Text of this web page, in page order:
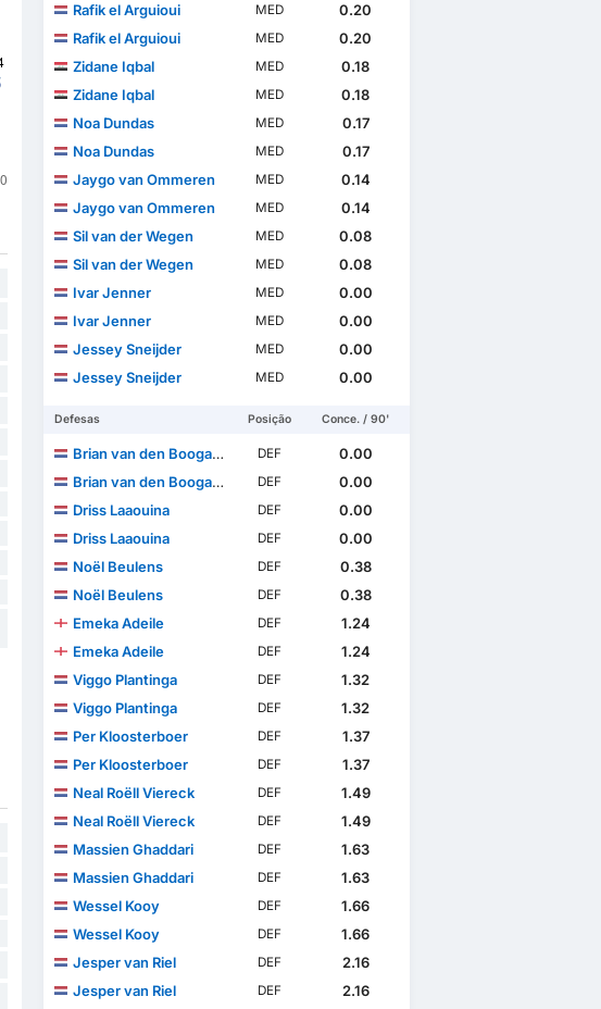
Rafik el Arguioui
MED
0.20
Rafik el Arguioui
MED
0.20
Zidane Iqbal
MED
0.18
Zidane Iqbal
MED
0.18
Noa Dundas
MED
0.17
Noa Dundas
MED
0.17
Jaygo van Ommeren
MED
0.14
Jaygo van Ommeren
MED
0.14
Sil van der Wegen
MED
0.08
Sil van der Wegen
MED
0.08
Ivar Jenner
MED
0.00
Ivar Jenner
MED
0.00
Jessey Sneijder
MED
0.00
Jessey Sneijder
MED 0.00
Defesas Posição Conce. / 90'
Brian van den Boogaard DEF
0.00
Brian van den Boogaard
DEF
0.00
Driss Laaouina
DEF
0.00
Driss Laaouina
DEF
0.00
Noël Beulens
DEF
0.38
Noël Beulens
DEF
0.38
Emeka Adeile
DEF
1.24
Emeka Adeile
DEF
1.24
Viggo Plantinga
DEF
1.32
Viggo Plantinga
DEF
1.32
Per Kloosterboer
DEF
1.37
Per Kloosterboer
DEF
1.37
Neal Roëll Viereck
DEF
1.49
Neal Roëll Viereck
DEF
1.49
Massien Ghaddari
DEF
1.63
Massien Ghaddari
DEF
1.63
Wessel Kooy
DEF
1.66
Wessel Kooy
DEF
1.66
Jesper van Riel
DEF
2.16
Jesper van Riel
DEF 2.16